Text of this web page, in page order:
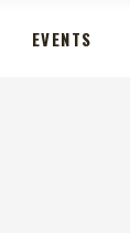
EVENTS